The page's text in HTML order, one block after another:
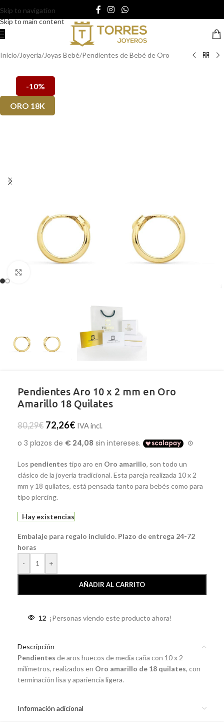
Skip to navigation
Skip to main content
Inicio/Joyería/Joyas Bebé/Pendientes de Bebé de Oro
-10%
ORO 18K
Pendientes Aro 10 x 2 mm en Oro
Amarillo 18 Quilates
80,29€ 72,26€ IVA incl.
Los pendientes tipo aro en Oro amarillo, son todo un
clásico de la joyería tradicional. Esta pareja realizada 10 x 2
mm y 18 quilates, está pensada tanto para bebés como para
tipo piercing.
Hay existencias
Embalaje para regalo incluido. Plazo de entrega 24-72
horas
-
+
AÑADIR AL CARRITO
12 ¡Personas viendo este producto ahora!
Descripción
Pendientes de aros huecos de media caña con 10 x 2
milímetros, realizados en Oro amarillo de 18 quilates, con
terminación lisa y apariencia ligera.
Información adicional